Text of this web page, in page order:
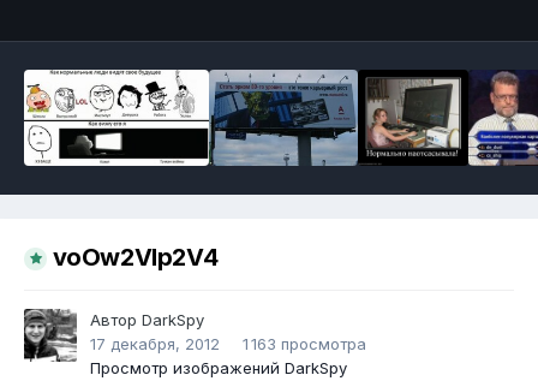
voOw2Vlp2V4
Автор DarkSpy
17 декабря, 2012
1 163 просмотра
Просмотр изображений DarkSpy